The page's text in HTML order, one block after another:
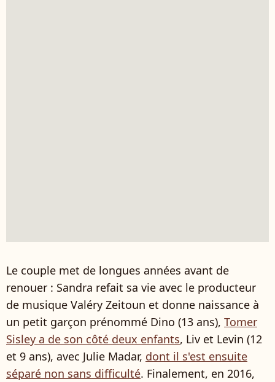
Le couple met de longues années avant de
renouer : Sandra refait sa vie avec le producteur
de musique Valéry Zeitoun et donne naissance à
un petit garçon prénommé Dino (13 ans), Tomer
Sisley a de son côté deux enfants, Liv et Levin (12
et 9 ans), avec Julie Madar, dont il s'est ensuite
séparé non sans difficulté. Finalement, en 2016,